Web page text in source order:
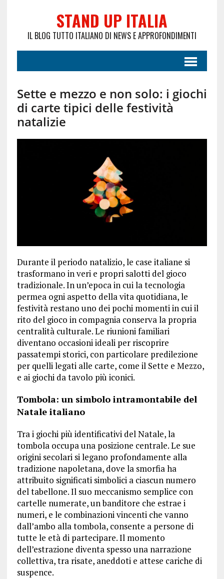
STAND UP ITALIA
IL BLOG TUTTO ITALIANO DI NEWS E APPROFONDIMENTI
Sette e mezzo e non solo: i giochi
di carte tipici delle festività
natalizie
Durante il periodo natalizio, le case italiane si
trasformano in veri e propri salotti del gioco
tradizionale. In un’epoca in cui la tecnologia
permea ogni aspetto della vita quotidiana, le
festività restano uno dei pochi momenti in cui il
rito del gioco in compagnia conserva la propria
centralità culturale. Le riunioni familiari
diventano occasioni ideali per riscoprire
passatempi storici, con particolare predilezione
per quelli legati alle carte, come il Sette e Mezzo,
e ai giochi da tavolo più iconici.
Tombola: un simbolo intramontabile del
Natale italiano
Tra i giochi più identificativi del Natale, la
tombola occupa una posizione centrale. Le sue
origini secolari si legano profondamente alla
tradizione napoletana, dove la smorfia ha
attribuito significati simbolici a ciascun numero
del tabellone. Il suo meccanismo semplice con
cartelle numerate, un banditore che estrae i
numeri, e le combinazioni vincenti che vanno
dall’ambo alla tombola, consente a persone di
tutte le età di partecipare. Il momento
dell’estrazione diventa spesso una narrazione
collettiva, tra risate, aneddoti e attese cariche di
suspence.